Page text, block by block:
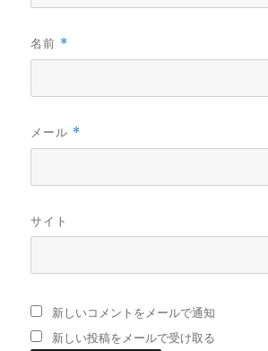
名前 *
メール *
サイト
新しいコメントをメールで通知
新しい投稿をメールで受け取る